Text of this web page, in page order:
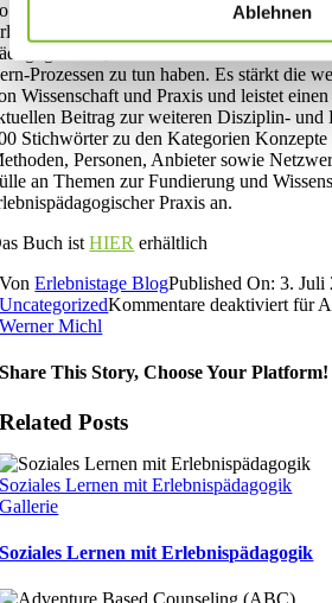
Ablehnen
richtet sich das Buch an wissenschaftlich
aber auch an
Lehrer*innen und alle
Prozessen zu tun haben. Es stärkt die
Wissenschaft und Praxis und leistet
Beitrag zur weiteren Disziplin-
Stichwörter zu den Kategorien
Personen, Anbieter sowie
an Themen zur Fundierung und
Praxis an.
Buch istHIER erhältlich
VonErlebnistage BlogPublished On: 3. Juli
UncategorizedKommentare deaktiviert für
Werner Michl
Share This Story, Choose Your Platform!
Related Posts
Soziales Lernen mit Erlebnispädagogik
Gallerie
Soziales Lernen mit Erlebnispädagogik